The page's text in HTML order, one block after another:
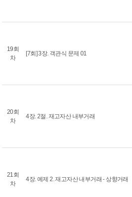
19회
차
[7회] 3장. 객관식 문제 01
20회
차
4장. 2절. 재고자산 내부거래
21회
차
4장. 예제 2. 재고자산 내부거래 - 상향거래